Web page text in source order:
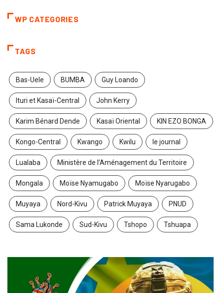
WP CATEGORIES
TAGS
Bas-Uele BUMBA Guy Loando
Ituri et Kasaï-Central John Kerry
Karim Bénard Dende Kasaï Oriental KIN EZO BONGA
Kongo-Central Kwango Kwilu le journal
Lualaba Ministère de l’Aménagement du Territoire
Mongala Moïse Nyamugabo Moïse Nyarugabo
Muyaya Nord-Kivu Patrick Muyaya PNUD
Sama Lukonde Sud-Kivu Tshopo Tshuapa